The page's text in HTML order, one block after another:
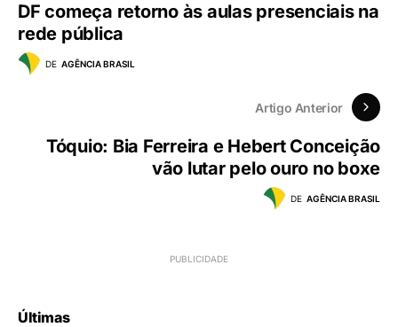
DF começa retorno às aulas presenciais na
rede pública
DE AGÊNCIA BRASIL
Artigo Anterior
Tóquio: Bia Ferreira e Hebert Conceição
vão lutar pelo ouro no boxe
DE AGÊNCIA BRASIL
Últimas